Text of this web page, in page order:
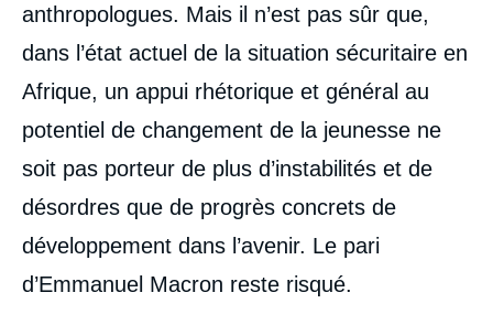
anthropologues. Mais il n’est pas sûr que,
dans l’état actuel de la situation sécuritaire en
Afrique, un appui rhétorique et général au
potentiel de changement de la jeunesse ne
soit pas porteur de plus d’instabilités et de
désordres que de progrès concrets de
développement dans l’avenir. Le pari
d’Emmanuel Macron reste risqué.